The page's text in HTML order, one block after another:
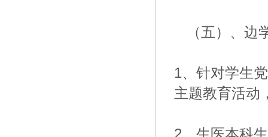
（五）、边
1、针对学生
主题教育活动
2、生医本科